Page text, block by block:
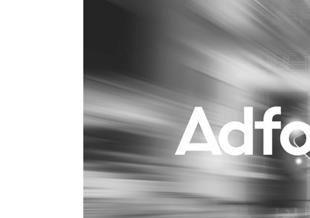
Gedragsverandering
Influencer marketing
Interne communicatie